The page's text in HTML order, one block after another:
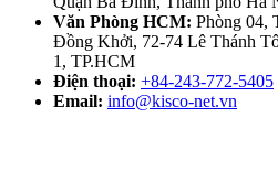
Văn Phòng HCM: Phòng 04,
Đồng Khởi, 72-74 Lê Thánh
1, TP.HCM
Điện thoại: +84-243-772-5405
Email: info@kisco-net.vn